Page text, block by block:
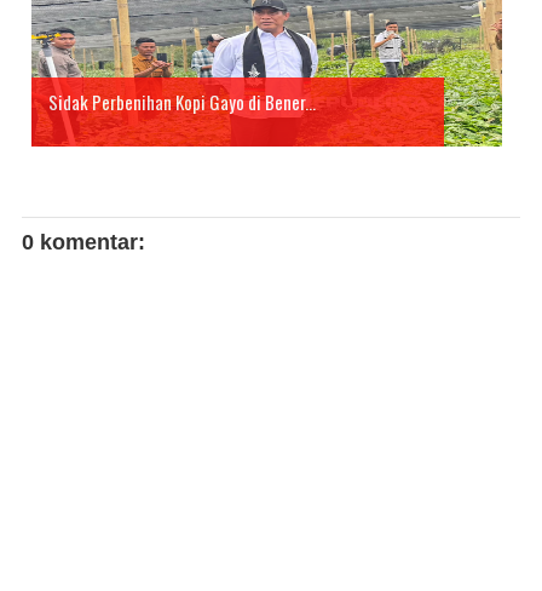
Sidak Perbenihan Kopi Gayo di Bener...
0 komentar: